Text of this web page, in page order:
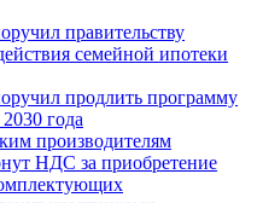
правительству
семейной ипотеки
продлить программу
года
производителям
НДС за приобретение